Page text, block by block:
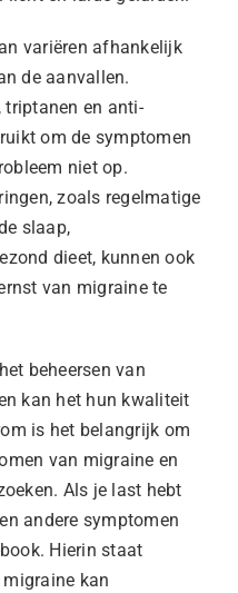
variëren afhankelijk
de aanvallen.
en anti-
om de symptomen
niet op.
zoals regelmatige
slaap,
dieet, kunnen ook
van migraine te
beheersen van
kan het hun kwaliteit
is het belangrijk om
van migraine en
Als je last hebt
andere symptomen
. Hierin staat
kan